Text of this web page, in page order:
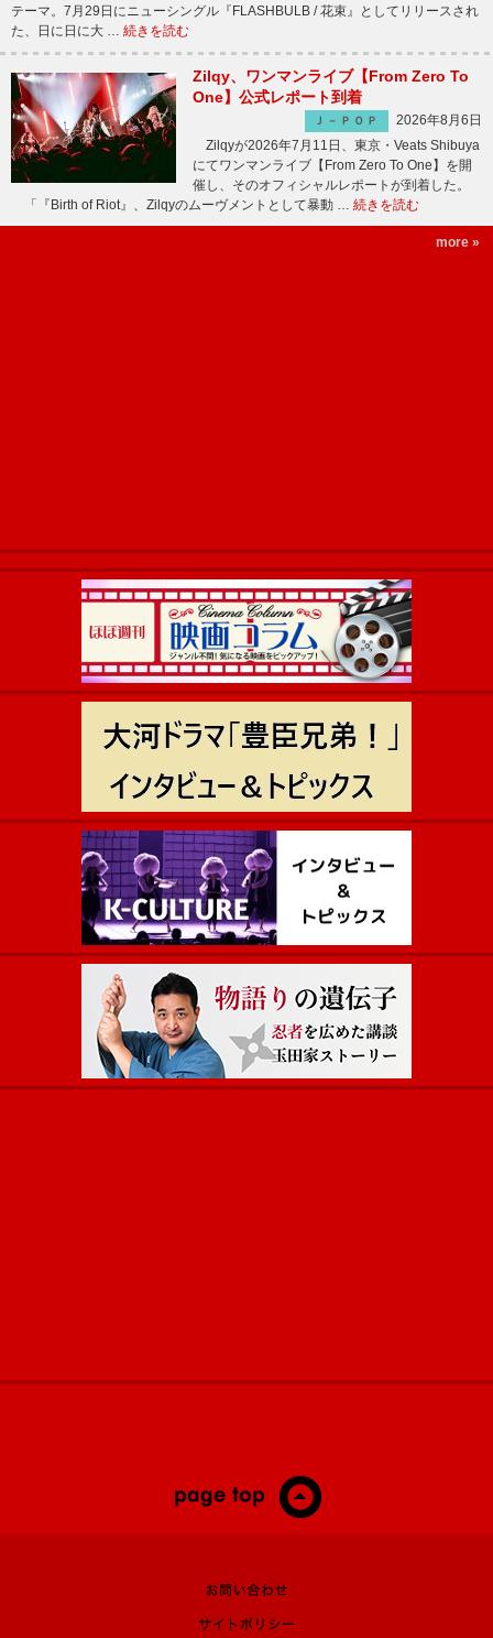
テーマ。7月29日にニューシングル『FLASHBULB / 花束』としてリリースされ
た、日に日に大 … 続きを読む
Zilqy、ワンマンライブ【From Zero To
One】公式レポート到着
Ｊ－ＰＯＰ
2026年8月6日
Zilqyが2026年7月11日、東京・Veats Shibuya
にてワンマンライブ【From Zero To One】を開
催し、そのオフィシャルレポートが到着した。
「『Birth of Riot』、Zilqyのムーヴメントとして暴動 … 続きを読む
more »